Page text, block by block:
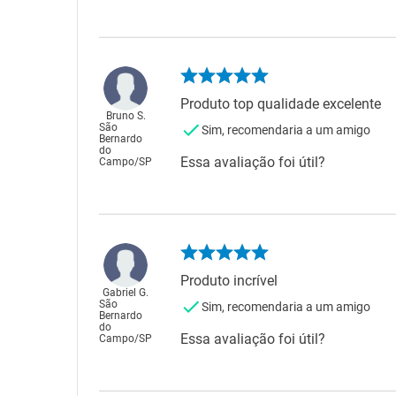
Bruno S.
São
Bernardo
do
Campo/SP
Produto top qualidade excelente
Sim, recomendaria a um amigo
Essa avaliação foi útil?
Gabriel G.
São
Bernardo
do
Campo/SP
Produto incrível
Sim, recomendaria a um amigo
Essa avaliação foi útil?